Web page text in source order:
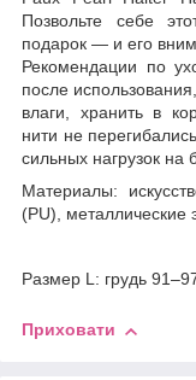
Позвольте себе
подарок — и его
Рекомендации по
после
влаги, хранить в
нити не
сильных нагрузок на
Материалы:
(PU),
Размер L: грудь
Приховати